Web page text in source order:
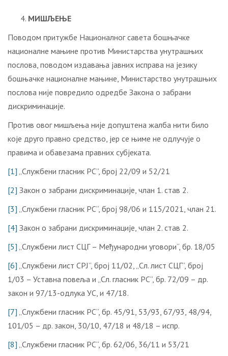
МИШЉЕЊЕ
Поводом притужбе Националног савета бошњачке
националне мањине против Министарства унутрашњих
послова, поводом издавања јавних исправа на језику
бошњачке националне мањине, Министарство унутрашњих
послова није повредило одредбе Закона о забрани
дискриминације.
Против овог мишљења није допуштена жалба нити било
које друго правно средство, јер се њиме не одлучује о
правима и обавезама правних субјеката.
[1] „Службени гласник РС”, број 22/09 и 52/21
[2] Закон о забрани дискриминације, члан 1. став 2.
[3] „Службени гласник РС“, број 98/06 и 115/2021, члан 21.
[4] Закон о забрани дискриминације, члан 2. став 2.
[5] „Службени лист СЦГ – Међународни уговори“, бр. 18/05
[6] „Службени лист СРЈ”, број 11/02, „Сл. лист СЦГ”, број
1/03 – Уставна повеља и „Сл. гласник РС”, бр. 72/09 – др.
закон и 97/13-одлука УС, и 47/18.
[7] „Службени гласник РС“, бр. 45/91, 53/93, 67/93, 48/94,
101/05 – др. закон, 30/10, 47/18 и 48/18 – испр.
[8] „Службени гласник РС“, бр. 62/06, 36/11 и 53/21